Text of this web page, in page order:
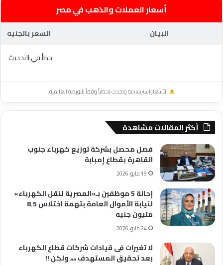
أسعار العملات والذهب في مصر
البيان
السعر بالجنيه
خطأ في التحديث
الأسعار استرشادية وتحدث لحظياً وفقاً للبورصة العالمية.
أكثر المقالات مشاهدة
فصل محصل بشركة توزيع كهرباء جنوب
القاهرة بقطاع إمبابة
19 مايو، 2026
إحالة 5 موظفين بـ«المصرية لنقل الكهرباء»
لنيابة الأموال العامة بتهمة اختلاس 8.5
مليون جنيه
24 مايو، 2026
لا تغيرات فى قيادات شركات قطاع الكهرباء
بعد تحقيق المستهدف ،،،، ولكن !!